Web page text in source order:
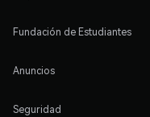
Fundación de Estudiantes
Anuncios
Seguridad